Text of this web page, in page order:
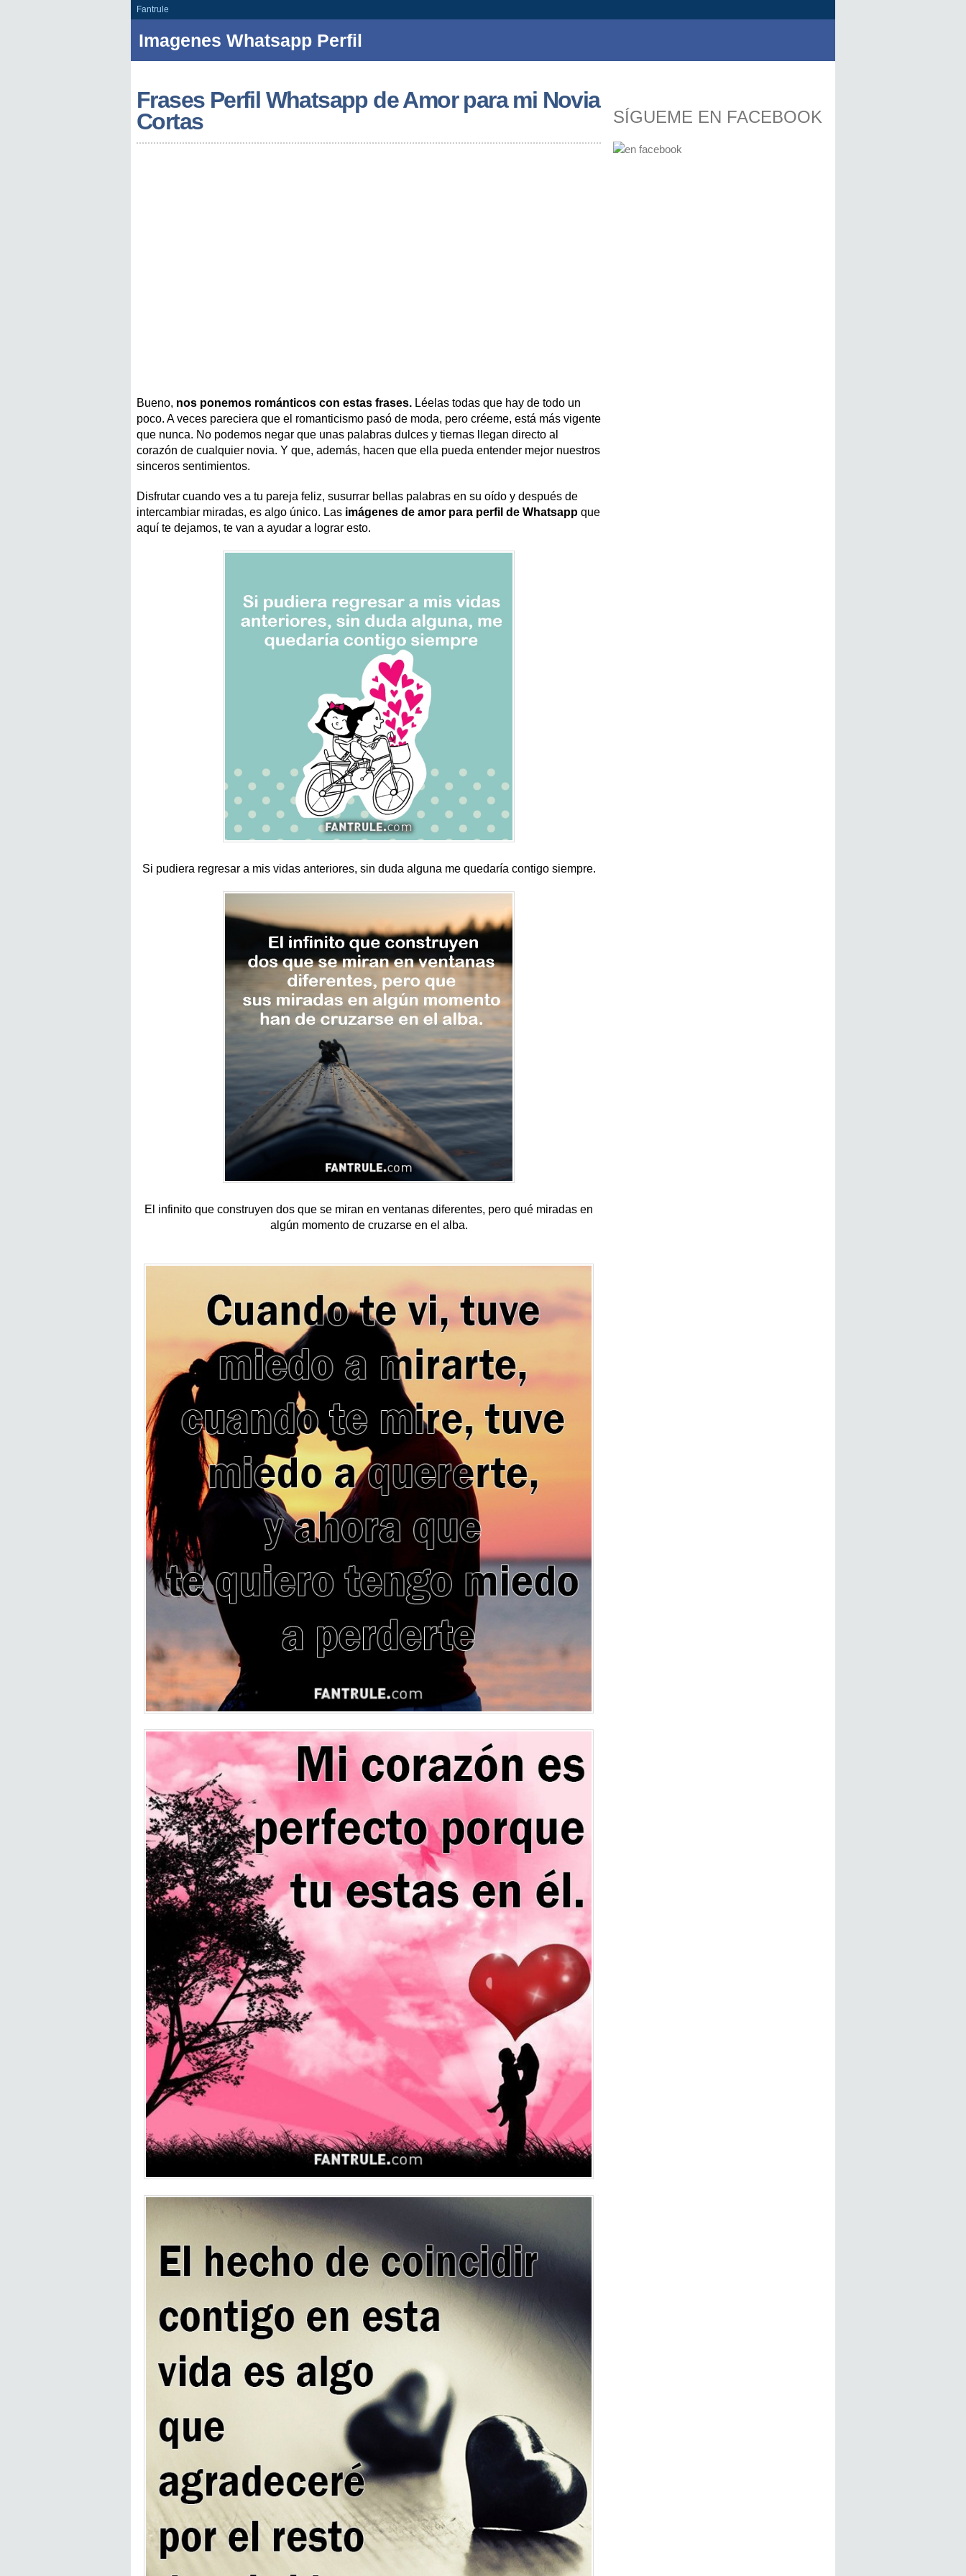
Fantrule
Imagenes Whatsapp Perfil
Frases Perfil Whatsapp de Amor para mi Novia
Cortas
Bueno, nos ponemos románticos con estas frases. Léelas todas que hay de todo un
poco. A veces pareciera que el romanticismo pasó de moda, pero créeme, está más vigente
que nunca. No podemos negar que unas palabras dulces y tiernas llegan directo al
corazón de cualquier novia. Y que, además, hacen que ella pueda entender mejor nuestros
sinceros sentimientos.
Disfrutar cuando ves a tu pareja feliz, susurrar bellas palabras en su oído y después de
intercambiar miradas, es algo único. Las imágenes de amor para perfil de Whatsapp que
aquí te dejamos, te van a ayudar a lograr esto.
Si pudiera regresar a mis vidas anteriores, sin duda alguna me quedaría contigo siempre.
El infinito que construyen dos que se miran en ventanas diferentes, pero qué miradas en
algún momento de cruzarse en el alba.
SÍGUEME EN FACEBOOK